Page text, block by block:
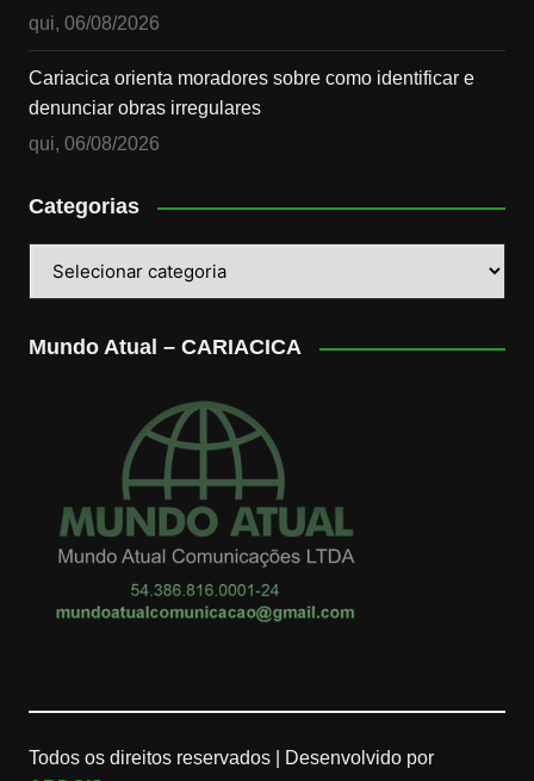
qui, 06/08/2026
Cariacica orienta moradores sobre como identificar e
denunciar obras irregulares
qui, 06/08/2026
Categorias
Mundo Atual – CARIACICA
Todos os direitos reservados |
Desenvolvido por